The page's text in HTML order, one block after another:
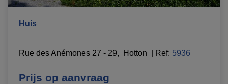
Huis
Rue des Anémones 27 - 29,  Hotton Ref: 5936
Prijs op aanvraag